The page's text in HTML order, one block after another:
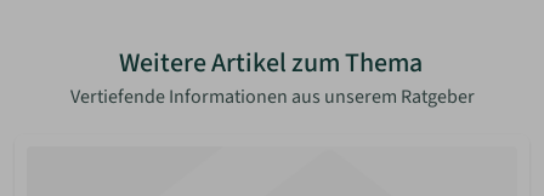
Weitere Artikel zum Thema
Vertiefende Informationen aus unserem Ratgeber